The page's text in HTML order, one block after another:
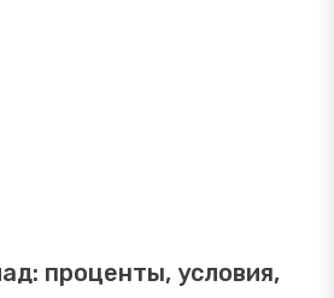
проценты, условия,